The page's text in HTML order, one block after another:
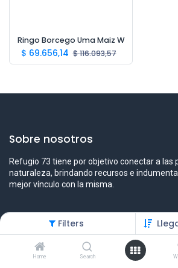
Filters
Home Search
Ringo Borcego Uma Maiz W
$ 69.656,14 $116.093,57
Sobre nosotros
Refugio 73 tiene por objetivo conectar a las
naturaleza, brindando recursos e
mejor vínculo con la misma.
Contáctenos
Contáctenos